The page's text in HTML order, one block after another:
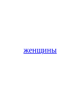
женщины